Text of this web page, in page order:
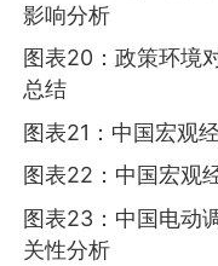
影响分析
图表20：政策环境
总结
图表21：中国宏观
图表22：中国宏观
图表23：中国电动
关性分析